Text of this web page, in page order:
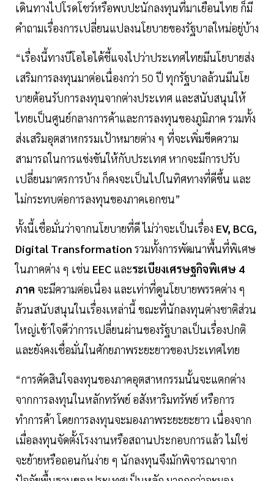
เดินทางไปโรดโชว์หรือพบปะนักลงทุนที่มาเยือนไทย ก็มี
คำถามเรื่องการเปลี่ยนแปลงนโยบายของรัฐบาลใหม่อยู่บ้าง
“เรื่องนี้ทางบีโอไอได้ชี้แจงไปว่าประเทศไทยมีนโยบายส่ง
เสริมการลงทุนมาต่อเนื่องกว่า 50 ปี ทุกรัฐบาลล้วนมีนโย
บายต้อนรับการลงทุนจากต่างประเทศ และสนับสนุนให้
ไทยเป็นศูนย์กลางการค้าและการลงทุนของภูมิภาค รวมทั้ง
ส่งเสริมอุตสาหกรรมเป้าหมายต่าง ๆ ที่จะเพิ่มขีดความ
สามารถในการแข่งขันให้กับประเทศ หากจะมีการปรับ
เปลี่ยนมาตรการบ้าง ก็คงจะเป็นไปในทิศทางที่ดีขึ้น และ
ไม่กระทบต่อการลงทุนของภาคเอกชน”
ทั้งนี้เชื่อมั่นว่าจากนโยบายที่ดี ไม่ว่าจะเป็นเรื่อง EV, BCG,
Digital Transformation รวมทั้งการพัฒนาพื้นที่พิเศษ
ในภาคต่าง ๆ เช่น EEC และระเบียงเศรษฐกิจพิเศษ 4
ภาค จะมีความต่อเนื่อง และเท่าที่ดูนโยบายพรรคต่าง ๆ
ล้วนสนับสนุนในเรื่องเหล่านี้ ขณะที่นักลงทุนต่างชาติส่วน
ใหญ่เข้าใจดีว่าการเปลี่ยนผ่านของรัฐบาลเป็นเรื่องปกติ
และยังคงเชื่อมั่นในศักยภาพระยะยาวของประเทศไทย
“การตัดสินใจลงทุนของภาคอุตสาหกรรมนั้นจะแตกต่าง
จากการลงทุนในหลักทรัพย์ อสังหาริมทรัพย์ หรือการ
ทำการค้า โดยการลงทุนจะมองภาพระยะยะยาว เนื่องจาก
เมื่อลงทุนจัดตั้งโรงงานหรือสถานประกอบการแล้ว ไม่ใช่
จะย้ายหรือถอนกันง่าย ๆ นักลงทุนจึงมักพิจารณาจาก